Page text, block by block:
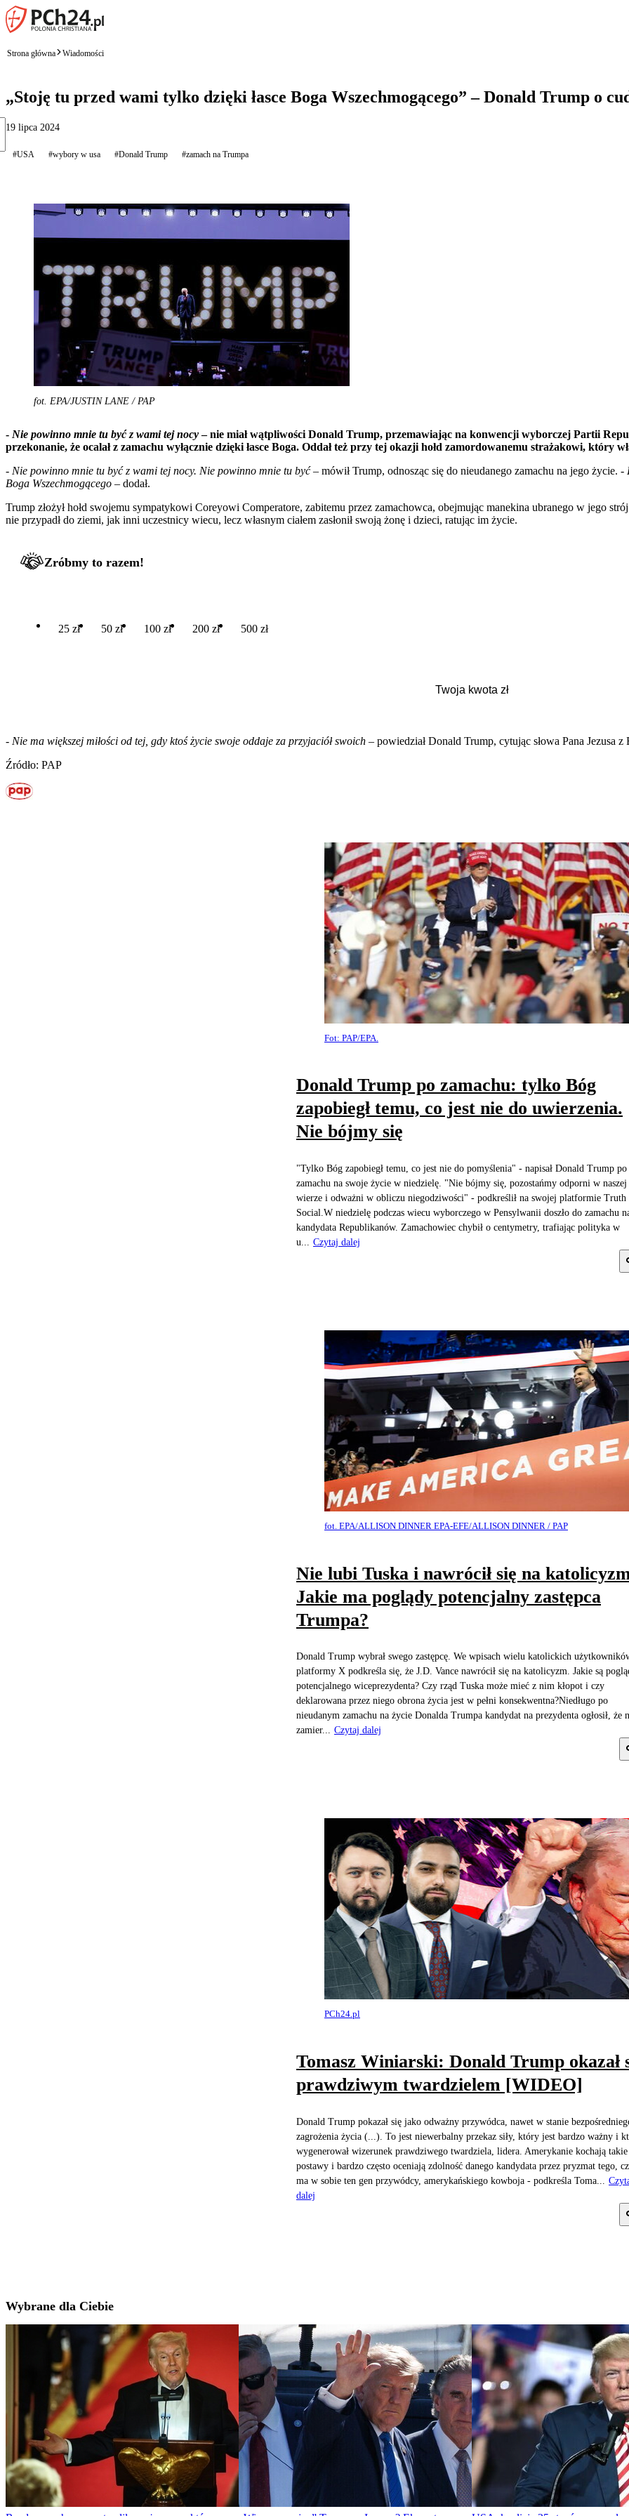
Strona główna Wiadomości
„Stoję tu przed wami tylko dzięki łasce Boga Wszechmogącego” – Donald Trump o
19 lipca 2024
#USA #wybory w usa #Donald Trump #zamach na Trumpa
fot. EPA/JUSTIN LANE / PAP
- Nie powinno mnie tu być z wami tej nocy– nie miał wątpliwości Donald Trump, przemawiając na konwencji wyborczej Partii
przekonanie, że ocalał z zamachu wyłącznie dzięki łasce Boga. Oddał też przy tej okazji hołd zamordowanemu strażakowi, który
- Nie powinno mnie tu być z wami tej nocy. Nie powinno mnie tu być– mówił Trump, odnosząc się do nieudanego zamachu na jego życie. -
Boga Wszechmogącego – dodał.
Trump złożył hołd swojemu sympatykowi Coreyowi Comperatore, zabitemu przez zamachowca, obejmując manekina ubranego w jego
nie przypadł do ziemi, jak inni uczestnicy wiecu, lecz własnym ciałem zasłonił swoją żonę i dzieci, ratując im życie.
Zróbmy to razem!
25 zł 50 zł 100 zł 200 zł 500 zł
- Nie ma większej miłości od tej, gdy ktoś życie swoje oddaje za przyjaciół swoich – powiedział Donald Trump, cytując słowa Pana Jezusa
Źródło: PAP
Fot: PAP/EPA.
Donald Trump po zamachu: tylko Bóg
zapobiegł temu, co jest nie do uwierzenia.
Nie bójmy się
"Tylko Bóg zapobiegł temu, co jest nie do pomyślenia" - napisał Donald Trump po
zamachu na swoje życie w niedzielę. "Nie bójmy się, pozostańmy odporni w naszej
wierze i odważni w obliczu niegodziwości" - podkreślił na swojej platformie Truth
Social.W niedzielę podczas wiecu wyborczego w Pensylwanii doszło do zamachu
kandydata Republikanów. Zamachowiec chybił o centymetry, trafiając polityka w
u...
Czytaj dalej
fot. EPA/ALLISON DINNER EPA-EFE/ALLISON DINNER / PAP
Nie lubi Tuska i nawrócił się na
Jakie ma poglądy potencjalny zastępca
Trumpa?
Donald Trump wybrał swego zastępcę. We wpisach wielu katolickich
platformy X podkreśla się, że J.D. Vance nawrócił się na katolicyzm. Jakie są
potencjalnego wiceprezydenta? Czy rząd Tuska może mieć z nim kłopot i czy
deklarowana przez niego obrona życia jest w pełni konsekwentna?Niedługo po
nieudanym zamachu na życie Donalda Trumpa kandydat na prezydenta ogłosił, że
zamier... Czytaj dalej
PCh24.pl
Tomasz Winiarski: Donald Trump okazał
prawdziwym twardzielem [WIDEO]
Donald Trump pokazał się jako odważny przywódca, nawet w stanie
zagrożenia życia (...). To jest niewerbalny przekaz siły, który jest bardzo ważny i
wygenerował wizerunek prawdziwego twardziela, lidera. Amerykanie kochają takie
postawy i bardzo często oceniają zdolność danego kandydata przez pryzmat tego,
ma w sobie ten gen przywódcy, amerykańskiego kowboja - podkreśla Toma...
dalej
Wybrane dla Ciebie